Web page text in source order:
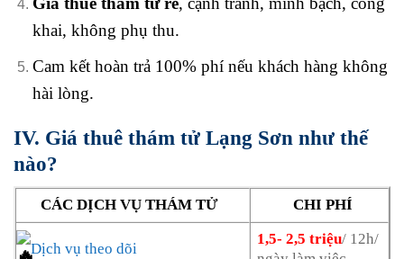
khai, không phụ thu.
Cam kết hoàn trả 100% phí nếu khách hàng không
hài lòng.
IV. Giá thuê thám tử Lạng Sơn như thế
nào?
CÁC DỊCH VỤ THÁM TỬ CHI PHÍ
Dịch vụ theo dõi
1,5- 2,5 triệu/ 12h/